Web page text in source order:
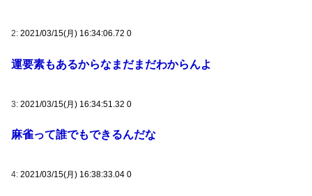
2: 2021/03/15(月) 16:34:06.72 0
運要素もあるからなまだまだわからんよ
3: 2021/03/15(月) 16:34:51.32 0
麻雀って誰でもできるんだな
4: 2021/03/15(月) 16:38:33.04 0